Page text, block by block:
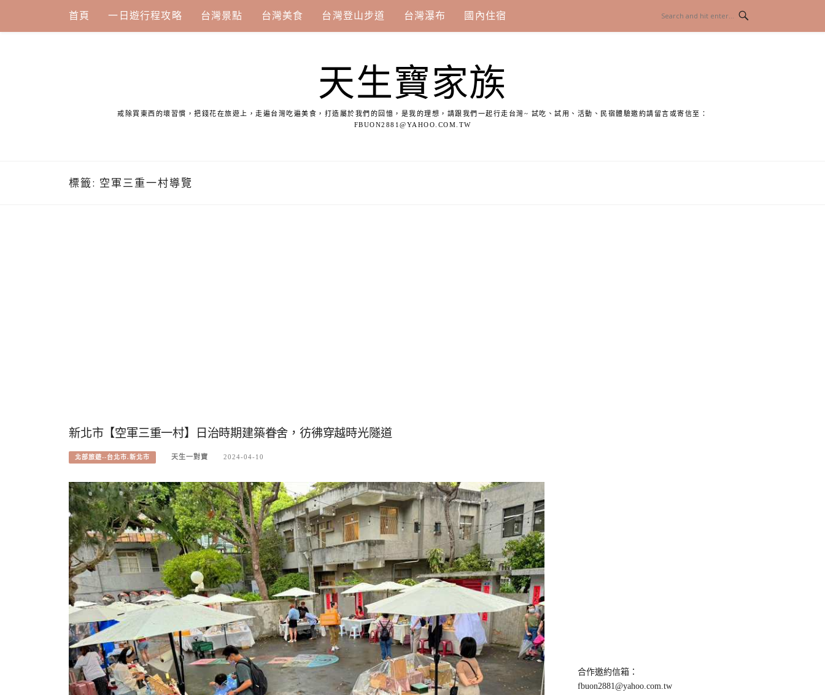
content
首頁 一日遊行程攻略 台灣景點 台灣美食 台灣登山步道 台灣瀑布 國內住宿
天生寶家族
戒除買東西的壞習慣，把錢花在旅遊上，走遍台灣吃遍美食，打造屬於我們的回憶，是我的理想，請跟我們一起行走台灣~ 試吃、試用、活動、民宿體驗邀約請留言或寄信至：
FBUON2881@YAHOO.COM.TW
標籤: 空軍三重一村導覽
新北市【空軍三重一村】日治時期建築眷舍，彷彿穿越時光隧道
北部旅遊--台北市.新北市 天生一對寶 2024-04-10
合作邀約信箱：
fbuon2881@yahoo.com.tw